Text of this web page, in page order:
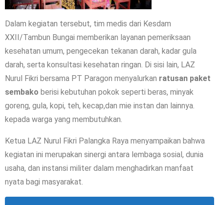
Dalam kegiatan tersebut, tim medis dari Kesdam
XXII/Tambun Bungai memberikan layanan pemeriksaan
kesehatan umum, pengecekan tekanan darah, kadar gula
darah, serta konsultasi kesehatan ringan. Di sisi lain, LAZ
Nurul Fikri bersama PT Paragon menyalurkan ratusan paket
sembako berisi kebutuhan pokok seperti beras, minyak
goreng, gula, kopi, teh, kecap,dan mie instan dan lainnya.
kepada warga yang membutuhkan.
Ketua LAZ Nurul Fikri Palangka Raya menyampaikan bahwa
kegiatan ini merupakan sinergi antara lembaga sosial, dunia
usaha, dan instansi militer dalam menghadirkan manfaat
nyata bagi masyarakat.